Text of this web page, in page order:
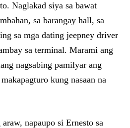
Naglakad siya sa bawat
sa barangay hall, sa
sa mga dating jeepney driver
sa terminal. Marami ang
nagsabing pamilyar ang
kung nasaan na
napaupo si Ernesto sa